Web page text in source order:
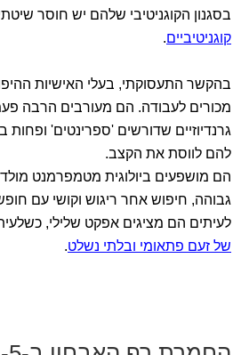
בסגנון הקוגניטיבי שלהם יש חוסר
קוגניטיביים.
בהקשר התעסוקתי, בעלי האישיות
מכורים לעבודה. הם מעורבים הרבה
גרנדיוזיים שדורשים 'ספרינטים' ופחות
להם לווסת את הקצב.
הם מושפעים ביולוגית מטמפרמנט מולד
גבוהה, חיפוש אחר ריגוש וקושי עם
לעיתים הם מציגים אפקט שלילי,
של זעם פתאומי ובלתי נשלט.